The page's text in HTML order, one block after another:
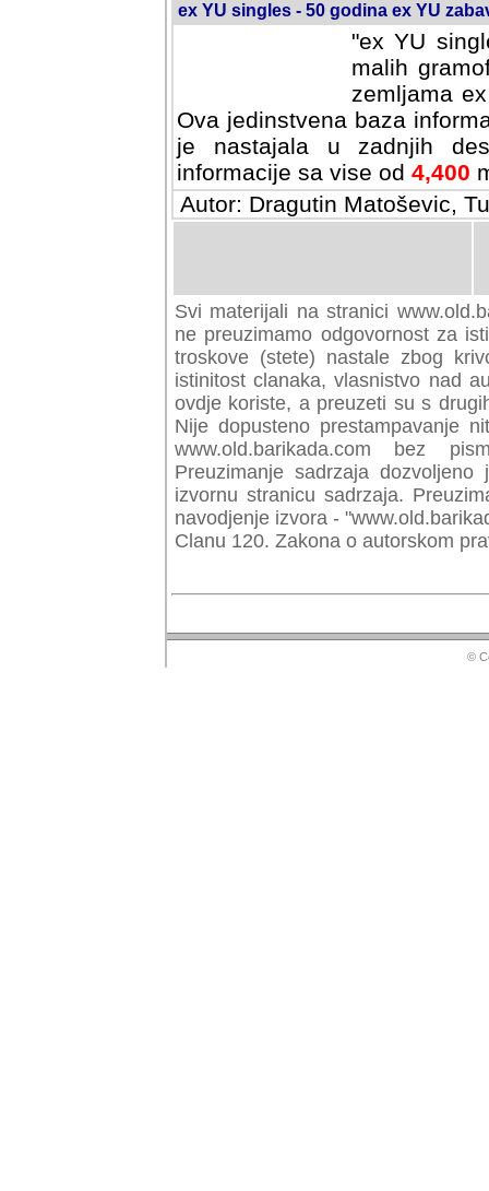
ex YU singles - 50 godina ex YU
"ex YU
malih
zemljama
Ova jedinstvena baza
je nastajala u zadnjih
informacije sa vise od 4,400
Autor: Dragutin Matoševic,
Svi materijali na stranici
preuzimamo odgovornost za
troskove (stete) nastale zbog
istinitost clanaka, vlasnistvo nad
ovdje koriste, a preuzeti su s
Nije dopusteno prestampavanje
www.old.barikada.com bez
Preuzimanje sadrzaja
izvornu stranicu sadrzaja.
navodjenje izvora -
Clanu 120. Zakona o autorskom
©